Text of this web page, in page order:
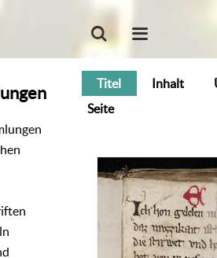
Titel Inhalt
Seite